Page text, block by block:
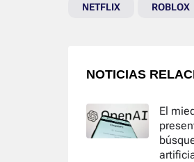
NETFLIX ROBLOX
NOTICIAS
El